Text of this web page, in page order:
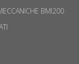
BMI200